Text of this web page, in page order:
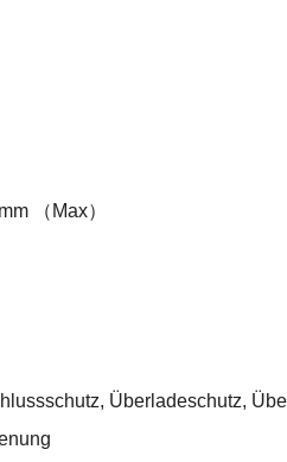
（Max）
Überladeschutz,